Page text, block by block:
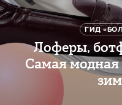
ГИД
Лоферы,
Самая модная